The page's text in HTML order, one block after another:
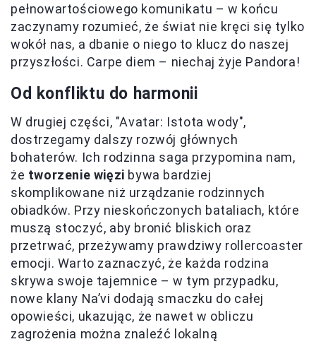
pełnowartościowego komunikatu – w końcu
zaczynamy rozumieć, że świat nie kręci się tylko
wokół nas, a dbanie o niego to klucz do naszej
przyszłości. Carpe diem – niechaj żyje Pandora!
Od konfliktu do harmonii
W drugiej części, "Avatar: Istota wody",
dostrzegamy dalszy rozwój głównych
bohaterów. Ich rodzinna saga przypomina nam,
że tworzenie więzi bywa bardziej
skomplikowane niż urządzanie rodzinnych
obiadków. Przy nieskończonych bataliach, które
muszą stoczyć, aby bronić bliskich oraz
przetrwać, przeżywamy prawdziwy rollercoaster
emocji. Warto zaznaczyć, że każda rodzina
skrywa swoje tajemnice – w tym przypadku,
nowe klany Na’vi dodają smaczku do całej
opowieści, ukazując, że nawet w obliczu
zagrożenia można znaleźć lokalną